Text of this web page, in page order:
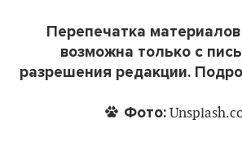
Перепечатка материалов
возможна только с
разрешения редакции.
Фото: